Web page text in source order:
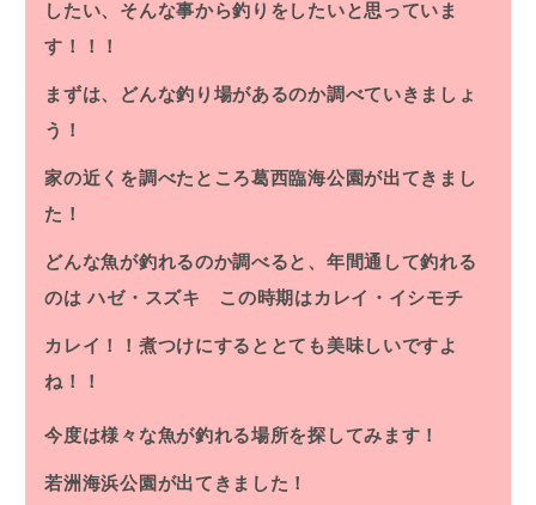
したい、そんな事から釣りをしたいと思っていま
す！！！
まずは、どんな釣り場があるのか調べていきましょ
う！
家の近くを調べたところ葛西臨海公園が出てきまし
た！
どんな魚が釣れるのか調べると、年間通して釣れる
のは ハゼ・スズキ この時期はカレイ・イシモチ
カレイ！！煮つけにするととても美味しいですよ
ね！！
今度は様々な魚が釣れる場所を探してみます！
若洲海浜公園が出てきました！